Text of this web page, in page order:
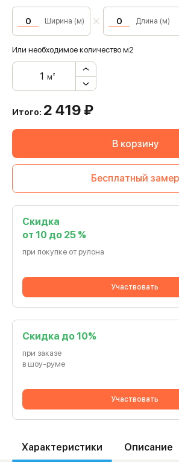
Ширина (м) Длина (м)
Или необходимое количество м2
м²
Итого: 2 419 ₽
В корзину
Бесплатный замер
Скидка
от 10 до 25 %
при покупке от рулона
Участвовать
Cкидка до 10%
при заказе
в шоу-руме
Участвовать
Характеристики Описание